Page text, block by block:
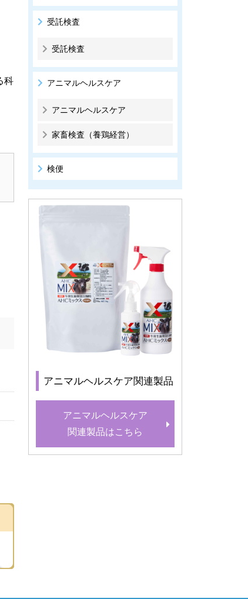
科
受託検査
受託検査
アニマルヘルスケア
アニマルヘルスケア
家畜検査（養鶏経営）
検便
アニマルヘルスケア関連製品
アニマルヘルスケア
関連製品はこちら